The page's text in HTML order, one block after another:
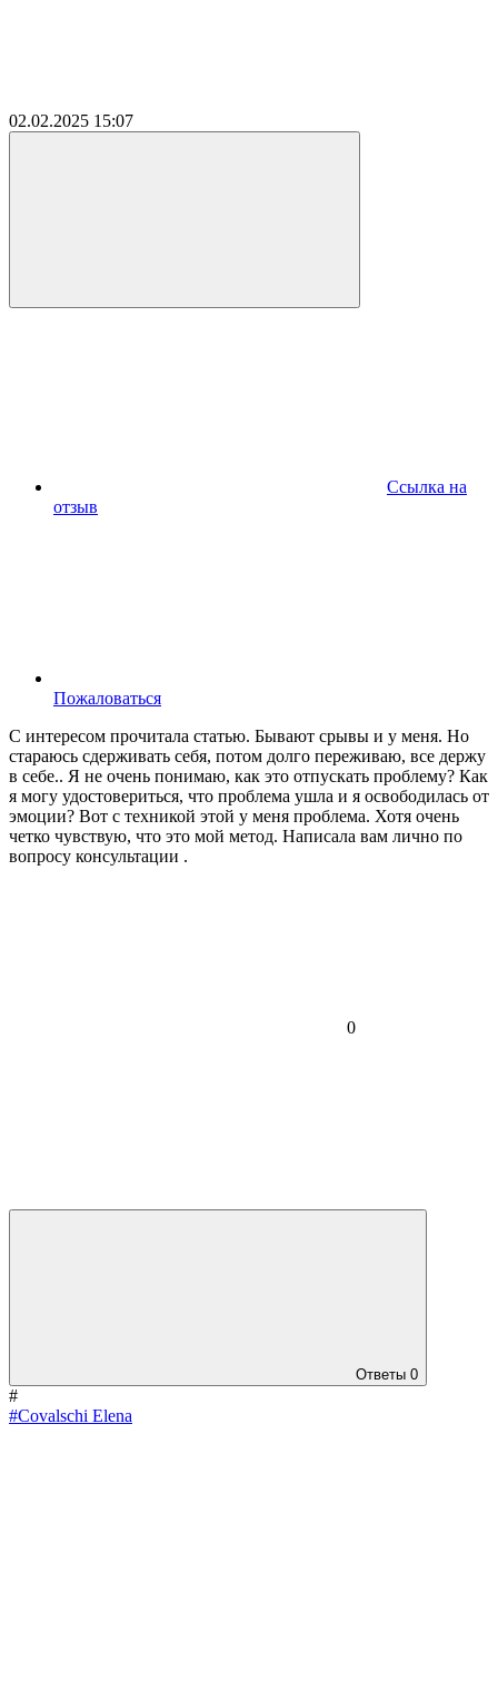
02.02.2025 15:07
Ссылка на
отзыв
Пожаловаться
С интересом прочитала статью. Бывают срывы и у меня. Но
стараюсь сдерживать себя, потом долго переживаю, все держу
в себе.. Я не очень понимаю, как это отпускать проблему? Как
я могу удостовериться, что проблема ушла и я освободилась от
эмоции? Вот с техникой этой у меня проблема. Хотя очень
четко чувствую, что это мой метод. Написала вам лично по
вопросу консультации .
0
Ответы 0
#
#Covalschi Elena